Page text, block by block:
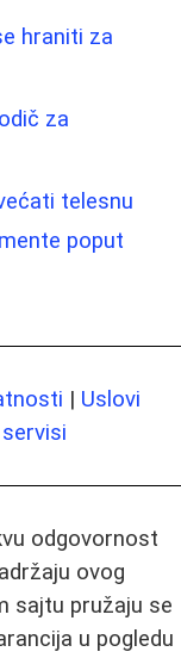
hraniti za
za
telesnu
poput
| Uslovi
odgovornost
ovog
sajtu pružaju se
u pogledu